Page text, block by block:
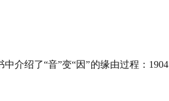
介绍了“音”变“因”的缘由过程：1904